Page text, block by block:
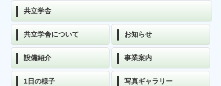
共立学舎
共立学舎について お知らせ
設備紹介 事業案内
1日の様子 写真ギャラリー